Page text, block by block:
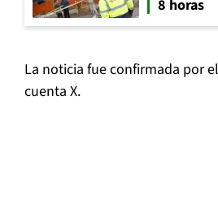
8 horas
La noticia fue confirmada por
cuenta X.